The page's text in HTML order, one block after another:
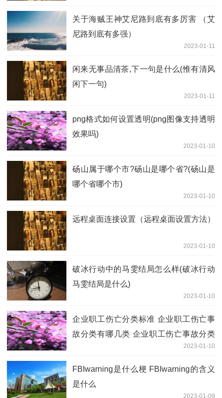
关于海贼王神艾尼路到底有多厉害 （艾
尼路到底有多强）
2023-01-11
闲来无事品清茶,下一句是什么(惟有清风
闲下一句)
2023-01-11
png格式如何设置透明(png图像支持透明
效果吗)
2023-01-10
砀山属于哪个市?砀山是哪个省?(砀山是
哪个省哪个市)
2023-01-10
远程桌面连接设置（远程桌面设置方法）
2023-01-10
破冰行动中的马雯结局怎么样(破冰行动
马雯结局是什么)
2023-01-10
企业职工伤亡分类标准 企业职工伤亡事
故分类有哪几类 企业职工伤亡事故分类
2023-01-10
FBIwarning是什么梗 FBIwarning的含义
是什么
2023-01-09